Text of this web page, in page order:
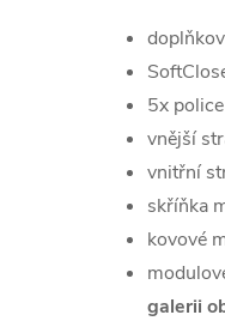
5x
vnější
vnitřní
skříňka
kovové
galerii